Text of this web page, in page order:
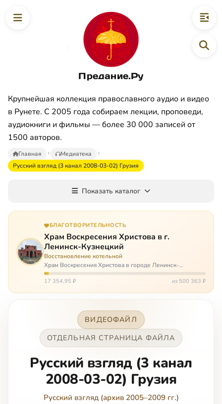
Предание.Ру
Крупнейшая коллекция православного аудио и видео
в Рунете. С 2005 года собираем лекции, проповеди,
аудиокниги и фильмы — более 30 000 записей от
1500 авторов.
Главная
Медиатека
Русский взгляд (3 канал 2008-03-02) Грузия
Показать каталог
БЛАГОТВОРИТЕЛЬНОСТЬ
Храм Воскресения Христова в г.
Ленинск-Кузнецкий
Восстановление котельной
Храм Воскресения Христова в городе Ленинск-
Кузнецкий в Кемеровской области – совсем новый, он
открылся всего 20 назад. И сейчас храм может вообще
17 354,95 ₽ из 500 363 ₽
ВИДЕОФАЙЛ
ОТДЕЛЬНАЯ СТРАНИЦА ФАЙЛА
Русский взгляд (3 канал
2008-03-02) Грузия
Русский взгляд (архив 2005–2009 гг.)